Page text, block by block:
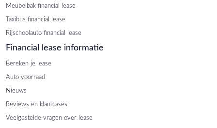
Meubelbak financial lease
Taxibus financial lease
Rijschoolauto financial lease
Financial lease informatie
Bereken je lease
Auto voorraad
Nieuws
Reviews en klantcases
Veelgestelde vragen over lease